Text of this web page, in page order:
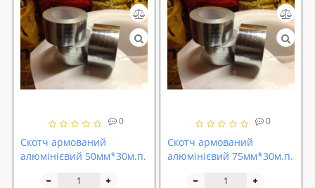
0
Скотч армований
алюмінієвий 50мм*30м.п.
0
Скотч армований
алюмінієвий 75мм*30м.п.